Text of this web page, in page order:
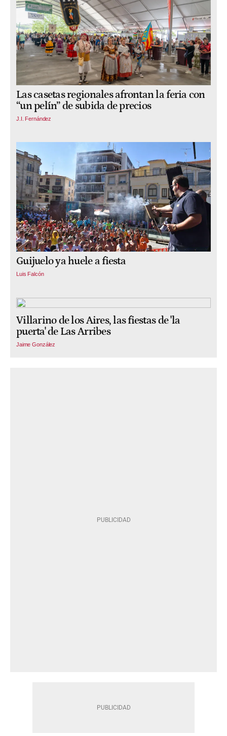
Las casetas regionales afrontan la feria con
“un pelín” de subida de precios
J.I. Fernández
Guijuelo ya huele a fiesta
Luis Falcón
Villarino de los Aires, las fiestas de 'la
puerta' de Las Arribes
Jaime González